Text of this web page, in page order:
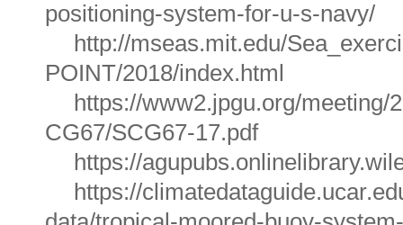
positioning-system-for-u-s-navy/
http://mseas.mit.edu/
POINT/2018/index.html
https://www2.jpgu.org/meeting/
CG67/SCG67-17.pdf
https://
https://